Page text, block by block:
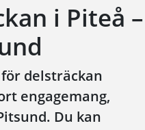
i Piteå –
delsträckan
engagemang,
Du kan